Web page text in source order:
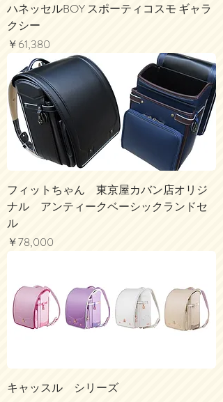
ハネッセルBOY スポーティコスモ ギャラ
クシー
価格
￥61,380
フィットちゃん 東京屋カバン店オリジ
ナル アンティークベーシックランドセ
ル
価格
￥78,000
キャッスル シリーズ